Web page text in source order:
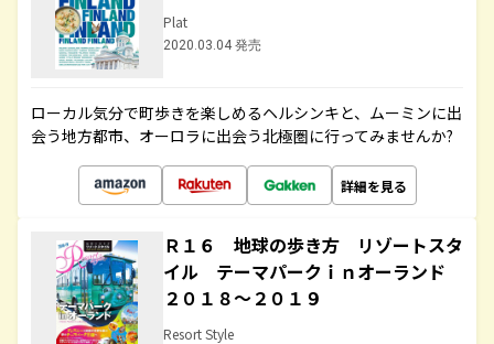
Plat
2020.03.04 発売
ローカル気分で町歩きを楽しめるヘルシンキと、ムーミンに出
会う地方都市、オーロラに出会う北極圏に行ってみませんか?
詳細を見る
Ｒ１６ 地球の歩き方 リゾートスタ
イル テーマパークｉｎオーランド
２０１８～２０１９
Resort Style